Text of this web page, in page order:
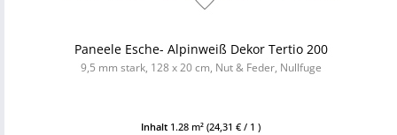
Paneele Esche- Alpinweiß Dekor Tertio 200
9,5 mm stark, 128 x 20 cm, Nut & Feder, Nullfuge
Inhalt 1.28 m² (24,31 € / 1 )